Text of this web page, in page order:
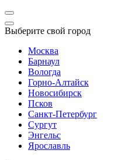
Выберите свой город
Москва
Барнаул
Вологда
Горно-Алтайск
Новосибирск
Псков
Санкт-Петербург
Сургут
Энгельс
Ярославль